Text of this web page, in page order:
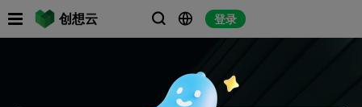
创想云   登录